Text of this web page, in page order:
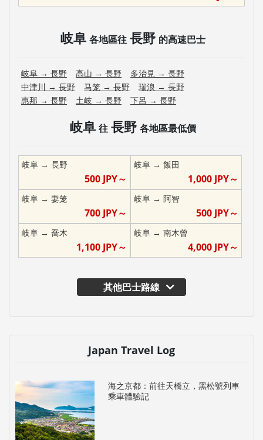
岐阜 各地區往 長野 的高速巴士
岐阜 → 長野 高山 → 長野 多治見 → 長野
中津川 → 長野 马笼 → 長野 瑞浪 → 長野
惠那 → 長野 土岐 → 長野 下呂 → 長野
岐阜 往 長野 各地區最低價
岐阜 → 長野
500JPY～
岐阜→ 飯田
1,000 JPY～
岐阜 → 妻笼
700JPY～
岐阜→ 阿智
500 JPY～
岐阜 → 喬木
1,100JPY～
岐阜→ 南木曾
4,000 JPY～
其他巴士路線
Japan Travel Log
海之京都：前往天橋立，黑松號列車
乘車體驗記